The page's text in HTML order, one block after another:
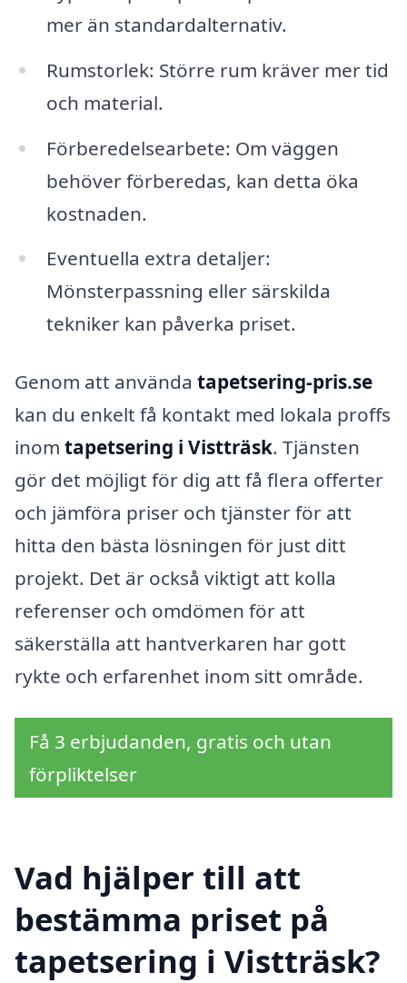
mer än standardalternativ.
Rumstorlek: Större rum kräver mer tid
och material.
Förberedelsearbete: Om väggen
behöver förberedas, kan detta öka
kostnaden.
Eventuella extra detaljer:
Mönsterpassning eller särskilda
tekniker kan påverka priset.
Genom att använda tapetsering-pris.se
kan du enkelt få kontakt med lokala proffs
inom tapetsering i Vistträsk. Tjänsten
gör det möjligt för dig att få flera offerter
och jämföra priser och tjänster för att
hitta den bästa lösningen för just ditt
projekt. Det är också viktigt att kolla
referenser och omdömen för att
säkerställa att hantverkaren har gott
rykte och erfarenhet inom sitt område.
Få 3 erbjudanden, gratis och utan
förpliktelser
Vad hjälper till att
bestämma priset på
tapetsering i Vistträsk?